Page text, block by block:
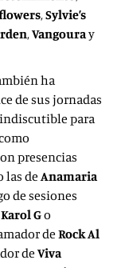
,Sylvie’s
,Vangouray
ha
de sus jornadas
para
presencias
las deAnamaria
de sesiones
Karol Go
de Rock Al
deViva